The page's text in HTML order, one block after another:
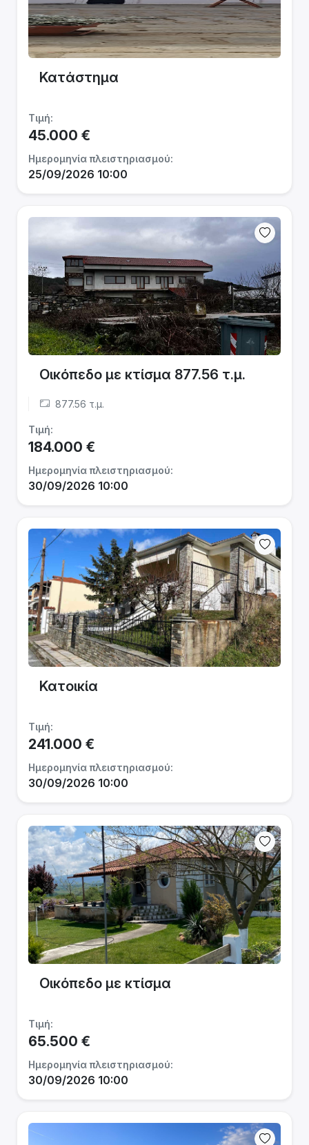
Κατάστημα
Τιμή:
45.000 €
Ημερομηνία πλειστηριασμού:
25/09/2026 10:00
Οικόπεδο με κτίσμα 877.56 τ.μ.
877.56 τ.μ.
Τιμή:
184.000 €
Ημερομηνία πλειστηριασμού:
30/09/2026 10:00
Κατοικία
Τιμή:
241.000 €
Ημερομηνία πλειστηριασμού:
30/09/2026 10:00
Οικόπεδο με κτίσμα
Τιμή:
65.500 €
Ημερομηνία πλειστηριασμού:
30/09/2026 10:00